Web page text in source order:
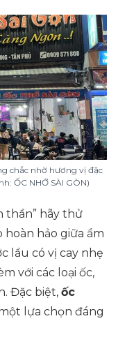
chắc nhờ hương vị đặc
ỐC NHỚ SÀI GÒN)
thần” hãy thử
hoàn hảo giữa ẩm
lẩu có vị cay nhẹ
với các loại ốc,
Đặc biệt, ốc
lựa chọn đáng